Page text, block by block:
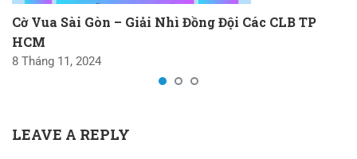
Cờ Vua Sài Gòn – Giải Nhì Đồng Đội Các CLB TP
HCM
8 Tháng 11, 2024
LEAVE A REPLY